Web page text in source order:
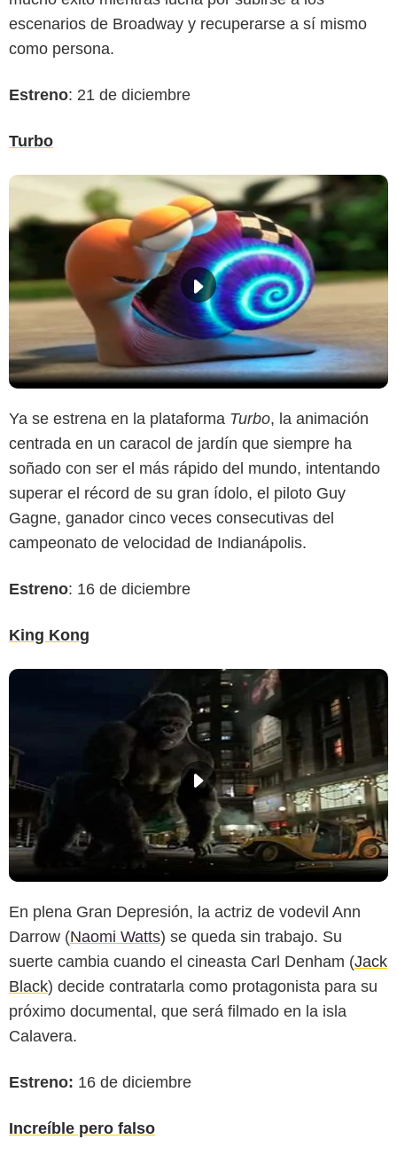
escenarios de Broadway y recuperarse a sí mismo
como persona.
Estreno: 21 de diciembre
Turbo
Ya se estrena en la plataforma Turbo, la animación
centrada en un caracol de jardín que siempre ha
soñado con ser el más rápido del mundo, intentando
superar el récord de su gran ídolo, el piloto Guy
Gagne, ganador cinco veces consecutivas del
campeonato de velocidad de Indianápolis.
Estreno: 16 de diciembre
King Kong
En plena Gran Depresión, la actriz de vodevil Ann
Darrow (Naomi Watts) se queda sin trabajo. Su
suerte cambia cuando el cineasta Carl Denham (Jack
Black) decide contratarla como protagonista para su
próximo documental, que será filmado en la isla
Calavera.
Estreno: 16 de diciembre
Increíble pero falso